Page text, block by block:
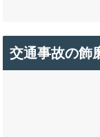
交通事故の飾